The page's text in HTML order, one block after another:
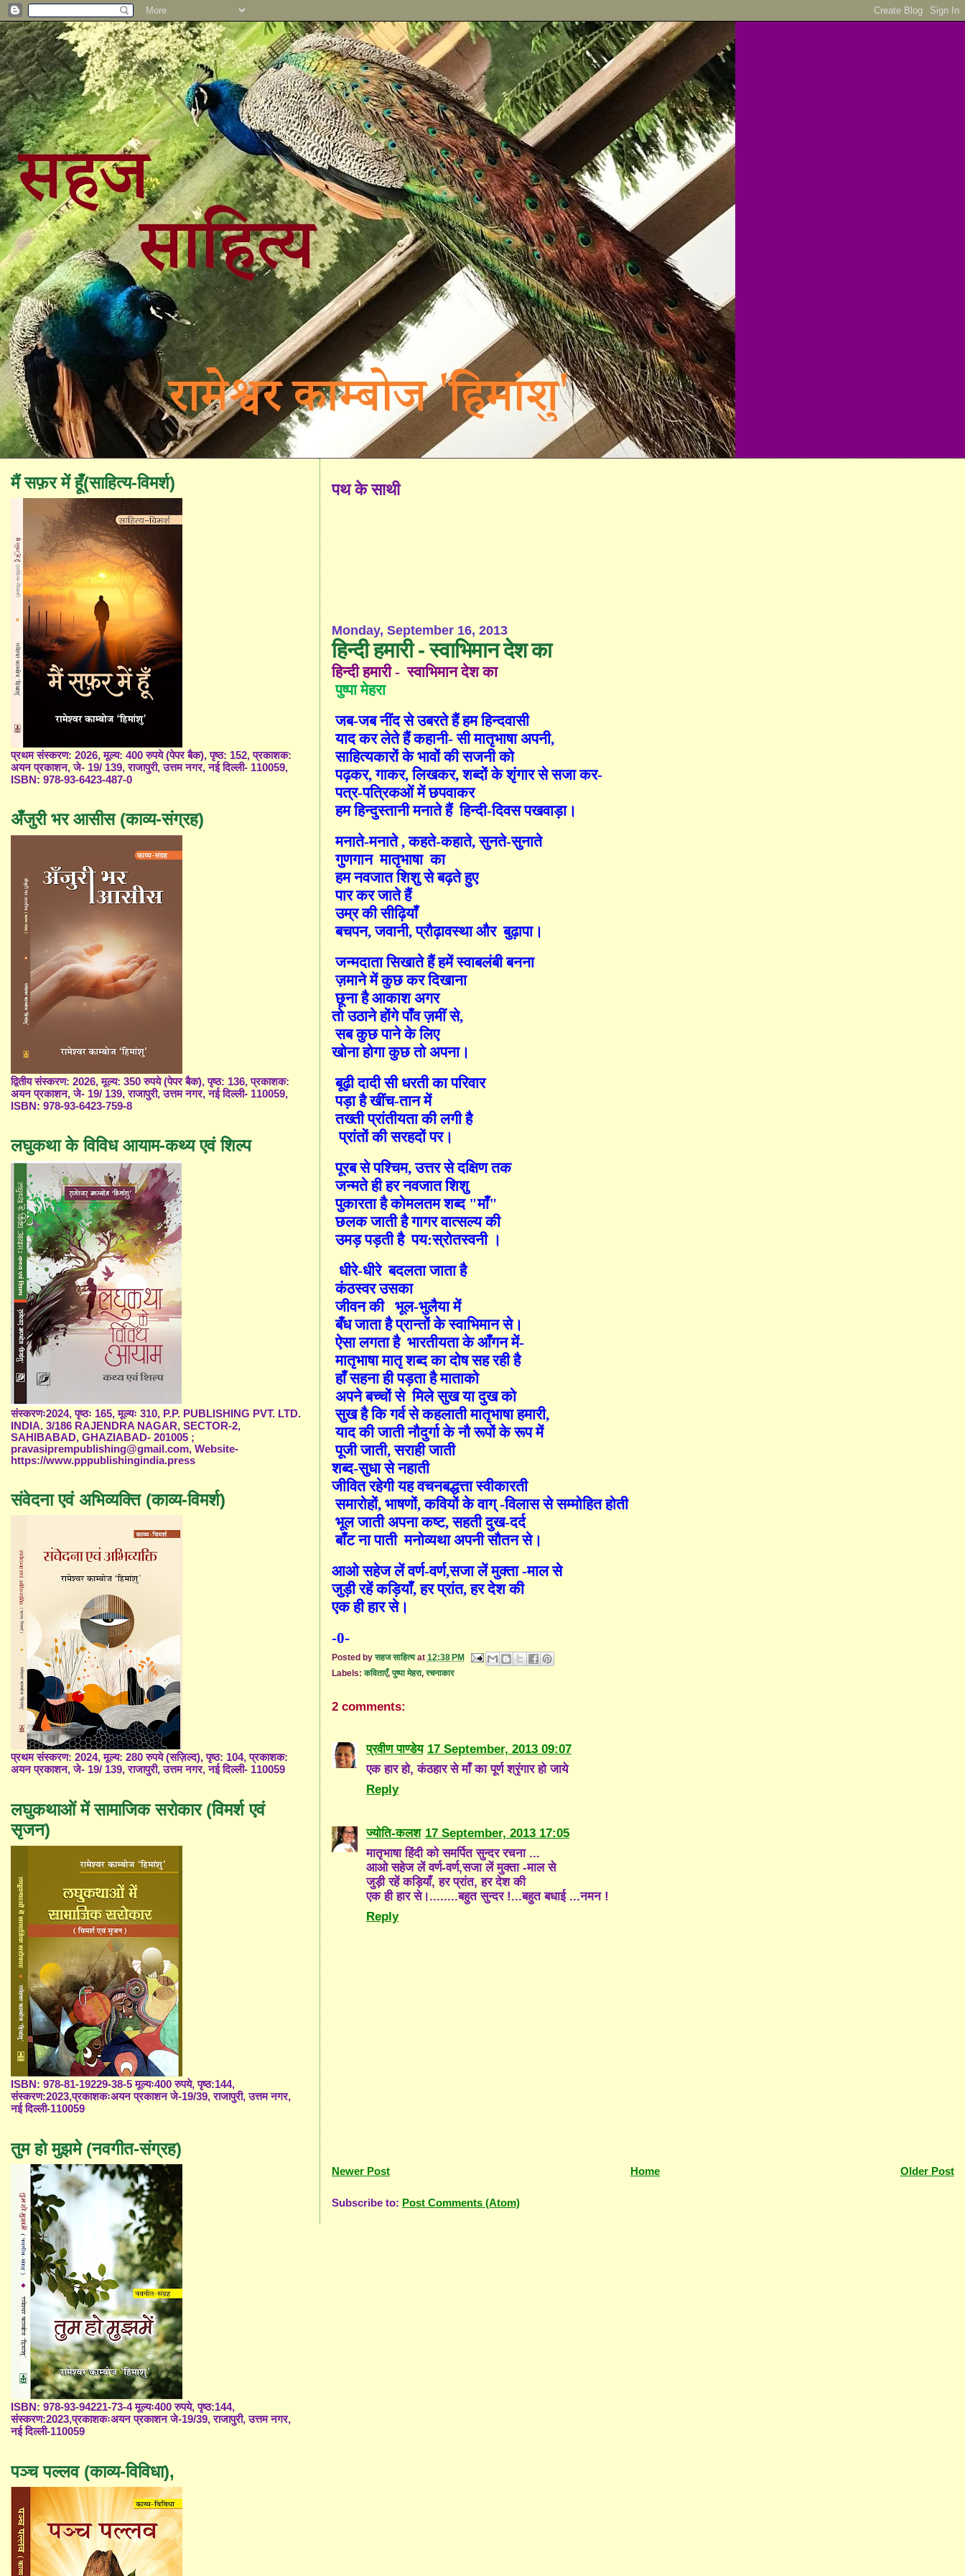
पथ के साथी
Monday, September 16, 2013
हिन्दी हमारी - स्वाभिमान देश का
हिन्दी हमारी- स्वाभिमान देश का
पुष्पा मेहरा
जब-जब नींद से उबरते हैं हम हिन्दवासी
याद कर लेते हैं कहानी- सी मातृभाषा अपनी,
साहित्यकारों के भावों की सजनी को
पढ़कर,गाकर,लिखकर,शब्दों के शृंगार से सजा कर-
पत्र-पत्रिकओं में छपवाकर
हम हिन्दुस्तानी मनाते हैं हिन्दी-दिवस पखवाड़ा।
मनाते-मनाते,कहते-कहाते,सुनते-सुनाते
गुणगान मातृभाषा का
हम नवजात शिशु से बढ़ते हुए
पार कर जाते हैं
उम्र की सीढ़ियाँ
बचपन,जवानी,प्रौढ़ावस्था और बुढ़ापा।
जन्मदाता सिखाते हैं हमें स्वाबलंबी बनना
ज़माने में कुछ कर दिखाना
छूना है आकाश अगर
तो उठाने होंगे पाँव ज़मीं से,
सब कुछ पाने के लिए
खोना होगा कुछ तो अपना।
बूढ़ी दादी सी धरती का परिवार
पड़ा है खींच-तान में
तख्ती प्रांतीयता की लगी है
प्रांतों की सरहदों पर।
पूरब से पश्चिम,उत्तर से दक्षिण तक
जन्मते ही हर नवजात शिशु
पुकारता है कोमलतम शब्द"माँ"
छलक जाती है गागर वात्सल्य की
उमड़ पड़ती है पय:स्रोतस्वनी ।
धीरे-धीरे बदलता जाता है
कंठस्वर उसका
जीवन की भूल-भुलैया में
बँध जाता है प्रान्तों के स्वाभिमान से।
ऐसा लगता है भारतीयता के आँगन में-
मातृभाषा मातृ शब्द का दोष सह रही है
हाँ सहना ही पड़ता है माताको
अपने बच्चों से मिले सुख या दुख को
सुख है कि गर्व से कहलाती मातृभाषा हमारी,
याद की जाती नौदुर्गा के नौ रूपों के रूप में
पूजी जाती,सराही जाती
शब्द-सुधा से नहाती
जीवित रहेगी यह वचनबद्धत्ता स्वीकारती
समारोहों, भाषणों,कवियों के वाग्-विलास से सम्मोहित होती
भूल जाती अपना कष्ट,सहती दुख-दर्द
बाँट ना पाती मनोव्यथा अपनी सौतन से।
आओ सहेज लें वर्ण-वर्ण,सजा लें मुक्ता -माल से
जुड़ी रहें कड़ियाँ,हर प्रांत,हर देश की
एक ही हार से।
-0-
Posted byसहज साहित्य at 12:38 PM
Labels:कविताएँ,पुष्पा मेहरा,रचनाकार
2 comments:
प्रवीण पाण्डेय 17 September, 2013 09:07
एक हार हो, कंठहार से माँ का पूर्ण श्रृंगार हो जाये
Reply
ज्योति-कलश 17 September, 2013 17:05
मातृभाषा हिंदी को समर्पित सुन्दर रचना ...
आओ सहेज लें वर्ण-वर्ण,सजा लें मुक्ता -माल से
जुड़ी रहें कड़ियाँ, हर प्रांत, हर देश की
एक ही हार से।........बहुत सुन्दर !...बहुत बधाई ...नमन !
Reply
Newer Post Older Post
Home
Subscribe to: Post Comments (Atom)
मैं सफ़र में हूँ(साहित्य-विमर्श)
प्रथम संस्करण: 2026, मूल्य: 400 रुपये (पेपर बैक), पृष्ठ: 152, प्रकाशक:
अयन प्रकाशन, जे- 19/ 139, राजापुरी, उत्तम नगर, नई दिल्ली- 110059,
ISBN: 978-93-6423-487-0
अँजुरी भर आसीस (काव्य-संग्रह)
द्वितीय संस्करण: 2026, मूल्य: 350 रुपये (पेपर बैक), पृष्ठ: 136, प्रकाशक:
अयन प्रकाशन, जे- 19/ 139, राजापुरी, उत्तम नगर, नई दिल्ली- 110059,
ISBN: 978-93-6423-759-8
लघुकथा के विविध आयाम-कथ्य एवं शिल्प
संस्करणः2024, पृष्ठः 165, मूल्यः 310, P.P. PUBLISHING PVT. LTD.
INDIA. 3/186 RAJENDRA NAGAR, SECTOR-2,
SAHIBABAD, GHAZIABAD- 201005 ;
pravasiprempublishing@gmail.com, Website-
https://www.pppublishingindia.press
संवेदना एवं अभिव्यक्ति (काव्य-विमर्श)
प्रथम संस्करण: 2024, मूल्य: 280 रुपये (सज़िल्द), पृष्ठ: 104, प्रकाशक:
अयन प्रकाशन, जे- 19/ 139, राजापुरी, उत्तम नगर, नई दिल्ली- 110059
लघुकथाओं में सामाजिक सरोकार (विमर्श एवं
सृजन)
ISBN: 978-81-19229-38-5 मूल्यः400 रुपये, पृष्ठ:144,
संस्करण:2023,प्रकाशकःअयन प्रकाशन जे-19/39, राजापुरी, उत्तम नगर,
नई दिल्ली-110059
तुम हो मुझमे (नवगीत-संग्रह)
ISBN: 978-93-94221-73-4 मूल्यः400 रुपये, पृष्ठ:144,
संस्करण:2023,प्रकाशकःअयन प्रकाशन जे-19/39, राजापुरी, उत्तम नगर,
नई दिल्ली-110059
पञ्च पल्लव (काव्य-विविधा),